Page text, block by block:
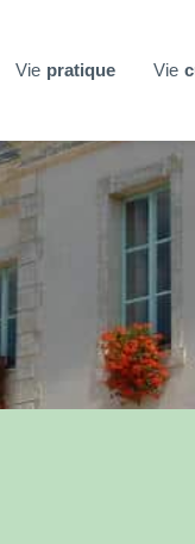
Vie pratique Vie